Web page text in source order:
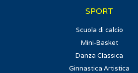
SPORT
Scuola di calcio
Mini-Basket
Danza Classica
Ginnastica Artistica